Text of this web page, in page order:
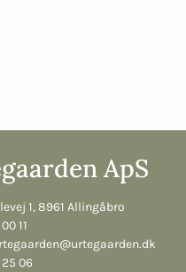
ApS
1, 8961 Allingåbro
11
25 06